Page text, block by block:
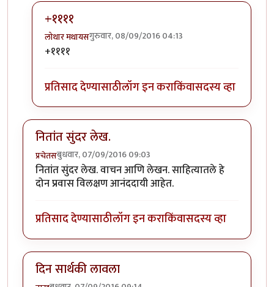
+११११
लोथार मथायसगुरुवार, 08/09/2016 04:13
In reply to
+११११
प्रतिसाद देण्यासाठीलॉग इन कराकिंवासदस्य व्हा
नितांत सुंदर लेख.
प्रचेतसबुधवार, 07/09/2016 09:03
नितांत सुंदर लेख. वाचन आणि लेखन. साहित्यातले हे
दोन प्रवास विलक्षण आनंददायी आहेत.
प्रतिसाद देण्यासाठीलॉग इन कराकिंवासदस्य व्हा
दिन सार्थकी लावला